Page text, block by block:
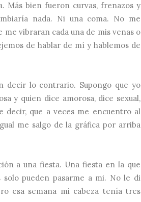
Más bien fueron curvas, frenazos y
nada. Ni una coma. No me
vibraran cada una de mis venas o
de hablar de mí y hablemos de
decir lo contrario. Supongo que yo
y quien dice amorosa, dice sexual,
decir, que a veces me encuentro al
me salgo de la gráfica por arriba
a una fiesta. Una fiesta en la que
solo pueden pasarme a mi. No le di
esa semana mi cabeza tenía tres